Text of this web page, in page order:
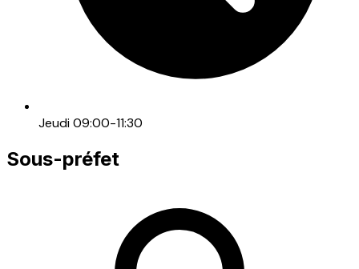
Jeudi 09:00-11:30
Sous-préfet